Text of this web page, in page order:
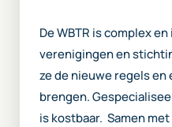
De WBTR is complex
verenigingen en
ze de nieuwe regels
brengen.
is kostbaar. Samen